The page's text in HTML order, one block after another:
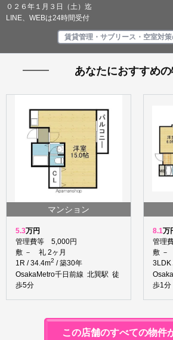
０２６年１月３日（土）迄
LINE、WEBは24時間受付
賃貸管理・サブリース・空室対
あなたにおすすめ
マンション
5.3万円
管理費等 5,000円
敷 － 礼 2ヶ月
1R / 34.4m2 / 築30年
OsakaMetro千日前線 北巽駅 徒
歩5分
8.1万
管理
敷 －
3LDK
歩1分
この店舗のすべての物件